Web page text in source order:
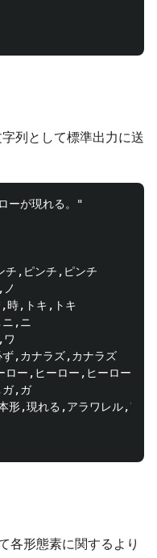
列として標準出力に送
ーが現れる。"
各形態素に関するより